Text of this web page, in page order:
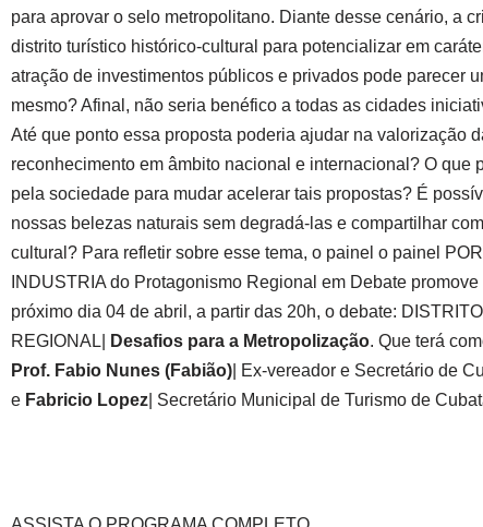
para aprovar o selo metropolitano. Diante desse cenário, a
distrito turístico histórico-cultural para potencializar em
atração de investimentos públicos e privados pode parecer
mesmo? Afinal, não seria benéfico a todas as cidades
Até que ponto essa proposta poderia ajudar na valorização
reconhecimento em âmbito nacional e internacional? O que
pela sociedade para mudar acelerar tais propostas? É
nossas belezas naturais sem degradá-las e compartilhar
cultural? Para refletir sobre esse tema, o painel o painel
INDUSTRIA do Protagonismo Regional em Debate
próximo dia 04 de abril, a partir das 20h, o debate:
REGIONAL|
Desafios para a Metropolização. Que terá
Prof. Fabio Nunes (Fabião) | Ex-vereador e Secretário de
e Fabricio Lopez | Secretário Municipal de Turismo de